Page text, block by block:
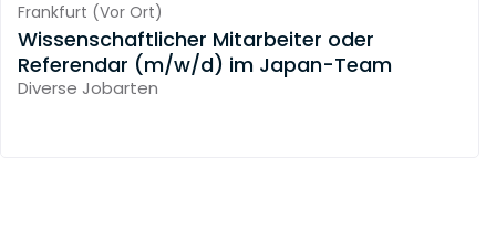
Frankfurt (Vor Ort)
Wissenschaftlicher Mitarbeiter oder
Referendar (m/w/d) im Japan-Team
Diverse Jobarten